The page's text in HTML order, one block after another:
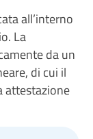
all’interno
La
da un
di cui il
attestazione